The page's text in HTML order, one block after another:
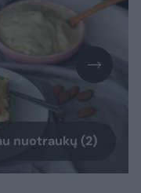
nuotraukų (2)